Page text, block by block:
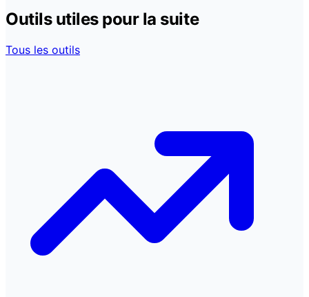
Outils utiles pour la suite
Tous les outils